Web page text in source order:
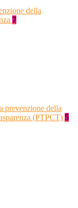
della
7
prevenzione della
(PTPCT) 5